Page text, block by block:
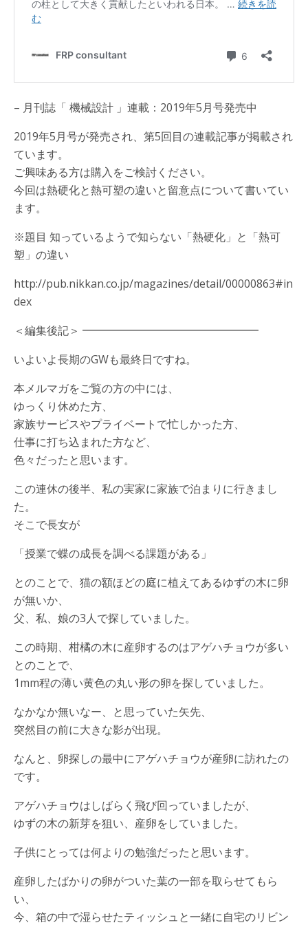
– 月刊誌「 機械設計 」連載：2019年5月号発売中
2019年5月号が発売され、第5回目の連載記事が掲載され
ています。
ご興味ある方は購入をご検討ください。
今回は熱硬化と熱可塑の違いと留意点について書いてい
ます。
※題目 知っているようで知らない「熱硬化」と「熱可
塑」の違い
http://pub.nikkan.co.jp/magazines/detail/00000863#in
dex
＜編集後記＞ ━━━━━━━━━━━━━━━━
いよいよ長期のGWも最終日ですね。
本メルマガをご覧の方の中には、
ゆっくり休めた方、
家族サービスやプライベートで忙しかった方、
仕事に打ち込まれた方など、
色々だったと思います。
この連休の後半、私の実家に家族で泊まりに行きまし
た。
そこで長女が
「授業で蝶の成長を調べる課題がある」
とのことで、猫の額ほどの庭に植えてあるゆずの木に卵
が無いか、
父、私、娘の3人で探していました。
この時期、柑橘の木に産卵するのはアゲハチョウが多い
とのことで、
1mm程の薄い黄色の丸い形の卵を探していました。
なかなか無いなー、と思っていた矢先、
突然目の前に大きな影が出現。
なんと、卵探しの最中にアゲハチョウが産卵に訪れたの
です。
アゲハチョウはしばらく飛び回っていましたが、
ゆずの木の新芽を狙い、産卵をしていました。
子供にとっては何よりの勉強だったと思います。
産卵したばかりの卵がついた葉の一部を取らせてもら
い、
今、箱の中で湿らせたティッシュと一緒に自宅のリビン